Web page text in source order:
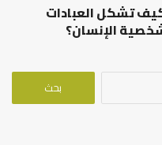
تشكل العبادات
الإنسان؟
البحث